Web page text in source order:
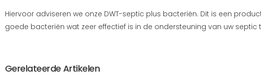
Hiervoor adviseren we onze DWT-septic plus bacteriën. Dit is een
goede bacteriën wat zeer effectief is in de ondersteuning van uw septic
Gerelateerde Artikelen